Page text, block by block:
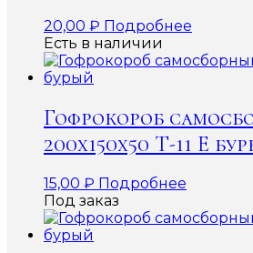
20,00 ₽ Подробнее
Есть в наличии
Гофрокороб
200х150х50 Т-11 Е
15,00 ₽ Подробнее
Под заказ